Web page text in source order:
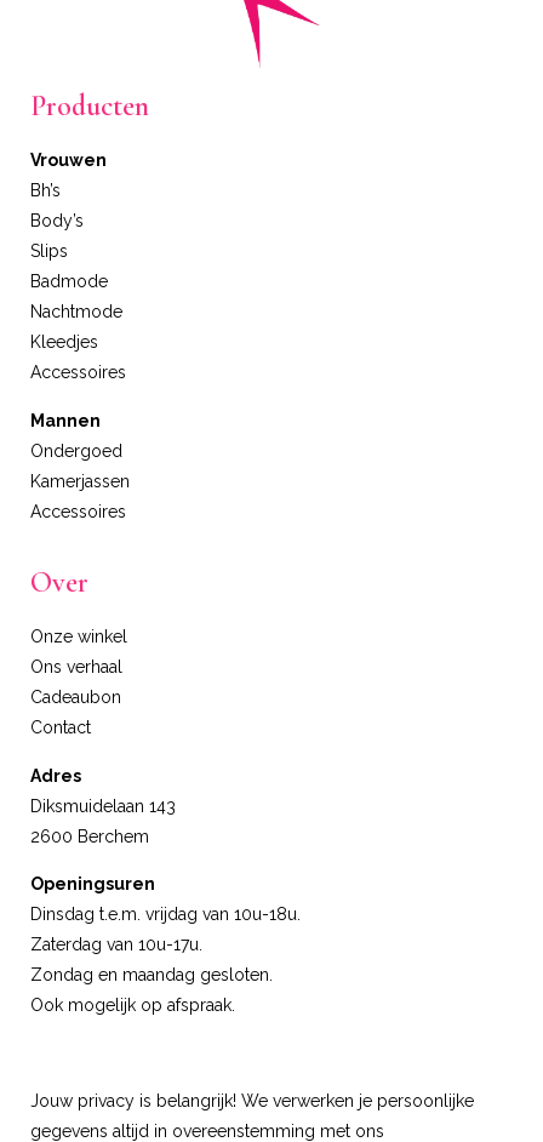
Producten
Vrouwen
Bh’s
Body’s
Slips
Badmode
Nachtmode
Kleedjes
Accessoires
Mannen
Ondergoed
Kamerjassen
Accessoires
Over
Onze winkel
Ons verhaal
Cadeaubon
Contact
Adres
Diksmuidelaan 143
2600 Berchem
Openingsuren
Dinsdag t.e.m. vrijdag van 10u-18u.
Zaterdag van 10u-17u.
Zondag en maandag gesloten.
Ook mogelijk op afspraak.
Jouw privacy is belangrijk! We verwerken je persoonlijke
gegevens altijd in overeenstemming met ons